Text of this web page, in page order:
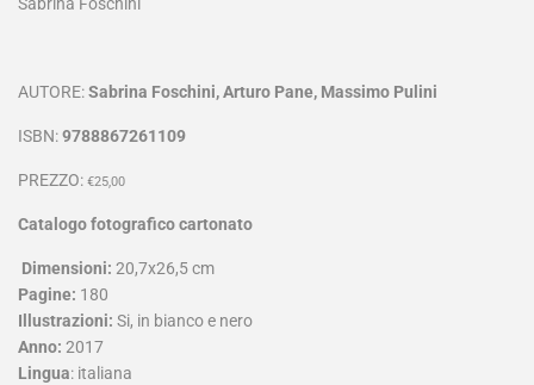
Sabrina Foschini
AUTORE:Sabrina Foschini, Arturo Pane, Massimo Pulini
ISBN:9788867261109
PREZZO: €25,00
Catalogo fotografico cartonato
Dimensioni: 20,7x26,5 cm
Pagine: 180
Illustrazioni: Si, in bianco e nero
Anno: 2017
Lingua: italiana